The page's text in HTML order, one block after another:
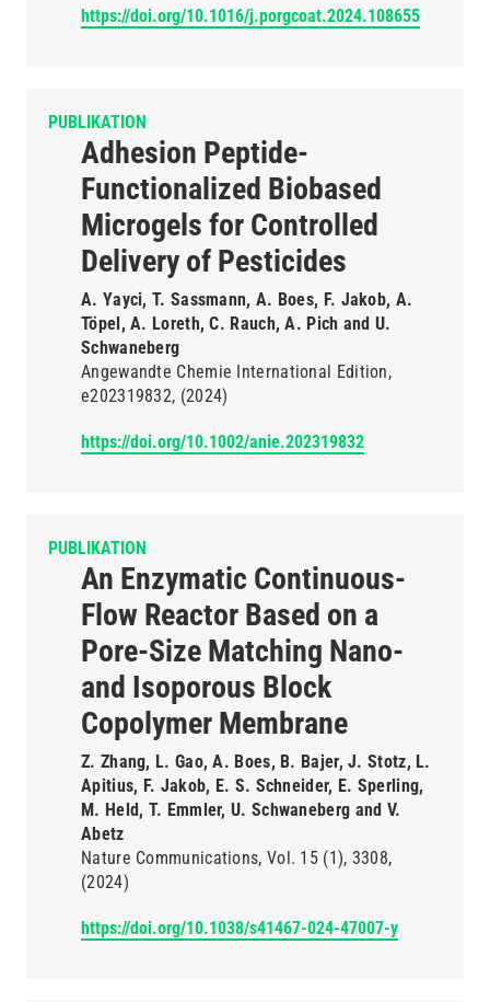
https://doi.org/10.1016/j.porgcoat.2024.108655
PUBLIKATION
Adhesion Peptide-
Functionalized Biobased
Microgels for Controlled
Delivery of Pesticides
A. Yayci, T. Sassmann, A. Boes, F. Jakob, A.
Töpel, A. Loreth, C. Rauch, A. Pich and U.
Schwaneberg
Angewandte Chemie International Edition
e202319832 (2024)
https://doi.org/10.1002/anie.202319832
PUBLIKATION
An Enzymatic Continuous-
Flow Reactor Based on a
Pore-Size Matching Nano-
and Isoporous Block
Copolymer Membrane
Z. Zhang, L. Gao, A. Boes, B. Bajer, J. Stotz, L.
Apitius, F. Jakob, E. S. Schneider, E. Sperling,
M. Held, T. Emmler, U. Schwaneberg and V.
Abetz
Nature Communications Vol. 15 (1) 3308
(2024)
https://doi.org/10.1038/s41467-024-47007-y